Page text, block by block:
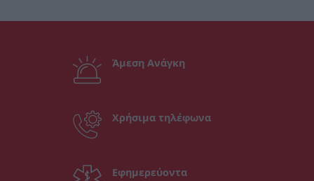
Άμεση Ανάγκη
Χρήσιμα τηλέφωνα
Εφημερεύοντα